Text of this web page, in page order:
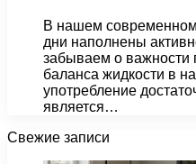
В нашем
дни наполнены
забываем о важности
баланса жидкости в
употребление
является…
Свежие записи